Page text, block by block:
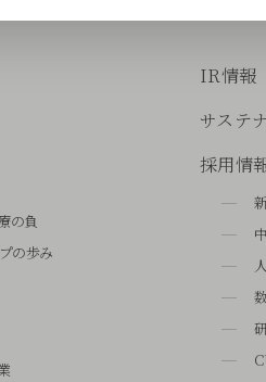
の負
の歩み
IR情報
サステ
採用情